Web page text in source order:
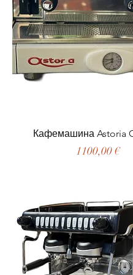
Кафемашина Astoria
Цена
1100,00 €